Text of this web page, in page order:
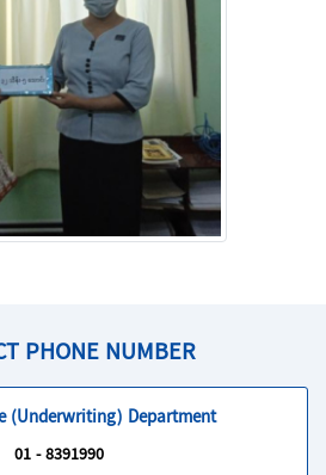
PHONE NUMBER
(Underwriting) Department
01 - 8391990